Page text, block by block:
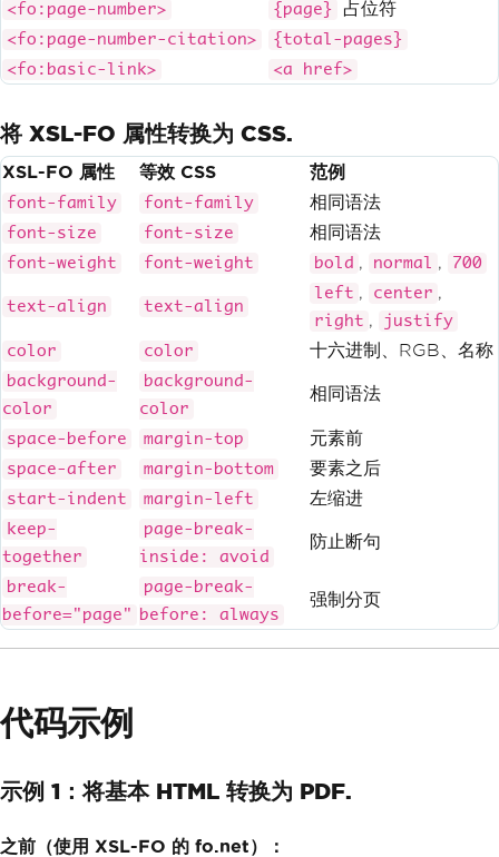
<fo:page-number> {page} 占位符
<fo:page-number-citation>
{total-pages}
<fo:basic-link>
<a href>
将 XSL-FO 属性转换为 CSS.
XSL-FO 属性 等效 CSS 范例
font-family font-family 相同语法
font-size font-size 相同语法
font-weight font-weight bold , normal , 700
text-align text-align
left , center ,
right ,
justify
color
color 十六进制、RGB、名称
background-
color
background-
color
相同语法
space-before margin-top 元素前
space-after margin-bottom 要素之后
start-indent margin-left 左缩进
keep-
together
page-break-
inside: avoid
防止断句
break-
before="page"
page-break-
before: always
强制分页
代码示例
示例 1：将基本 HTML 转换为 PDF.
之前（使用 XSL-FO 的 fo.net）：